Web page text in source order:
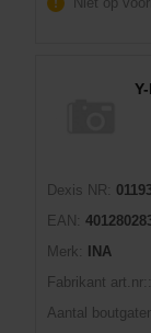
Dexis NR:
EAN:
Merk:
INA
Fabrikant art.nr::
Aantal